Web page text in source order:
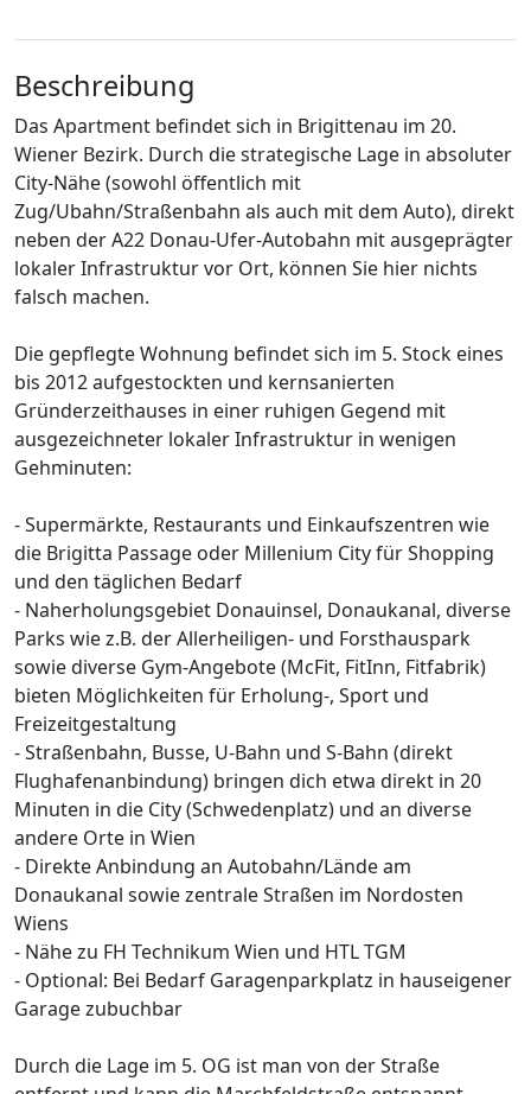
Beschreibung
Das Apartment befindet sich in Brigittenau im 20.
Wiener Bezirk. Durch die strategische Lage in absoluter
City-Nähe (sowohl öffentlich mit
Zug/Ubahn/Straßenbahn als auch mit dem Auto), direkt
neben der A22 Donau-Ufer-Autobahn mit ausgeprägter
lokaler Infrastruktur vor Ort, können Sie hier nichts
falsch machen.
Die gepflegte Wohnung befindet sich im 5. Stock eines
bis 2012 aufgestockten und kernsanierten
Gründerzeithauses in einer ruhigen Gegend mit
ausgezeichneter lokaler Infrastruktur in wenigen
Gehminuten:
- Supermärkte, Restaurants und Einkaufszentren wie
die Brigitta Passage oder Millenium City für Shopping
und den täglichen Bedarf
- Naherholungsgebiet Donauinsel, Donaukanal, diverse
Parks wie z.B. der Allerheiligen- und Forsthauspark
sowie diverse Gym-Angebote (McFit, FitInn, Fitfabrik)
bieten Möglichkeiten für Erholung-, Sport und
Freizeitgestaltung
- Straßenbahn, Busse, U-Bahn und S-Bahn (direkt
Flughafenanbindung) bringen dich etwa direkt in 20
Minuten in die City (Schwedenplatz) und an diverse
andere Orte in Wien
- Direkte Anbindung an Autobahn/Lände am
Donaukanal sowie zentrale Straßen im Nordosten
Wiens
- Nähe zu FH Technikum Wien und HTL TGM
- Optional: Bei Bedarf Garagenparkplatz in hauseigener
Garage zubuchbar
Durch die Lage im 5. OG ist man von der Straße